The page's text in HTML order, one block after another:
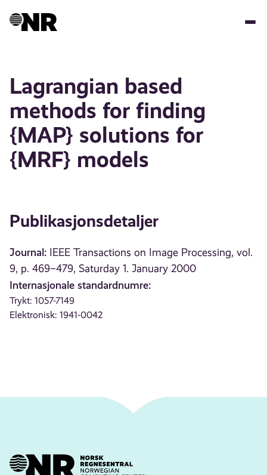
Lagrangian based
methods for finding
{MAP} solutions for
{MRF} models
Publikasjonsdetaljer
Journal: IEEE Transactions on Image Processing, vol.
9, p. 469–479, Saturday 1. January 2000
Internasjonale standardnumre:
Trykt: 1057-7149
Elektronisk: 1941-0042